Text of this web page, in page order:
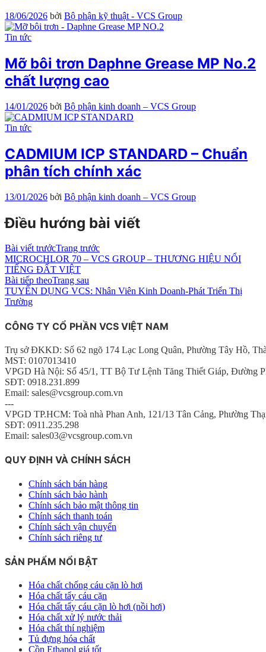
18/06/2026 bởi Bộ phận kỹ thuật - VCS Group
Tin tức
Mỡ bôi trơn Daphne Grease MP No.2
chất lượng cao
14/01/2026 bởi Bộ phận kinh doanh – VCS Group
Tin tức
CADMIUM ICP STANDARD – Chuẩn
phân tích chính xác
13/01/2026 bởi Bộ phận kinh doanh – VCS Group
Điều hướng bài viết
Bài viết trướcTrang trước
MICROCHLOR 70 – VCS GROUP – THƯƠNG HIỆU NỔI
TIẾNG ĐẤT VIỆT
Bài tiếp theoTrang sau
TUYỂN DỤNG VCS: Nhân Viên Kinh Doanh-Phát Triển Thị
Trường
CÔNG TY CỔ PHẦN VCS VIỆT NAM
Trụ sở ĐKKD: Số 62 ngõ 174 Lạc Long Quân, Phường Tây Hồ,
MST: 0107013410
VPGD Hà Nội: Số 45/1, TT Bộ Tư Lệnh Tăng Thiết Giáp, Đường
SĐT: 0918.231.899
Email: sales@vcsgroup.com.vn
---
VPGD TP.HCM: Toà nhà Phan Anh, 121/13 Tân Cảng, Phường
SĐT: 0911.235.298
Email: sales03@vcsgroup.com.vn
QUY ĐỊNH VÀ CHÍNH SÁCH
Chính sách bán hàng
Chính sách bảo hành
Chính sách bảo mật thông tin
Chính sách thanh toán
Chính sách vận chuyển
Chính sách riêng tư
SẢN PHẨM NỔI BẬT
Hóa chất chống cáu cặn lò hơi
Hóa chất tẩy cáu cặn
Hóa chất tẩy cáu cặn lò hơi (nồi hơi)
Hóa chất xử lý nước thải
Hóa chất thí nghiệm
Tủ đựng hóa chất
Cồn Ethanol giá tốt